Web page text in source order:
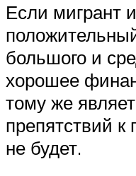
Если мигрант
большого и
хорошее
тому же
препятствий к
не будет.